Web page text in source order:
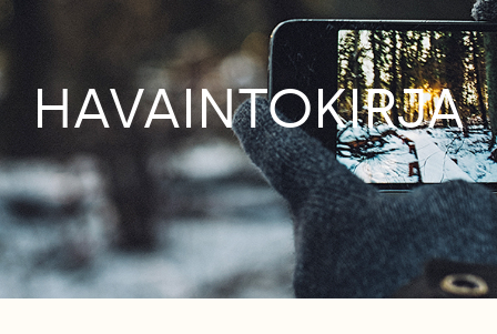
HAVAINTOKIRJA